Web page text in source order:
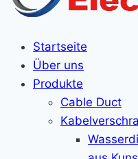
Startseite
Über uns
Produkte
Cable Duct